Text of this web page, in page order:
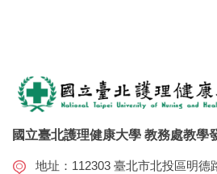
國立臺北護理健康大學 教務處教學
地址：112303 臺北市北投區明德